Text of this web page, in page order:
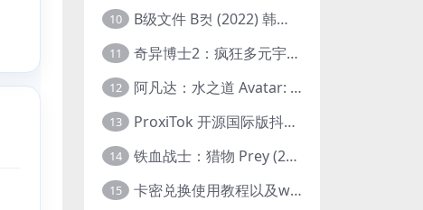
10 B级文件 B컷 (2022) 韩国大尺度剧情电影 1080P 中字
11 奇异博士2：疯狂多元宇宙 Doctor Strange in the Multiverse of Madness (2022) 高清版1080p
12 阿凡达：水之道 Avatar: The Way of Water (2022) 1080p 2k 4k 中文字幕
13 ProxiTok 开源国际版抖音TikTok网页版 国内网络直连
14 铁血战士：猎物 Prey (2022) 中英字幕 1080P
15 卡密兑换使用教程以及windows使用教程